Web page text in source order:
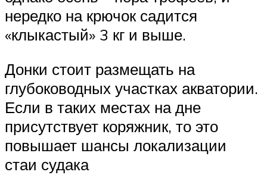
нередко на крючок садится
«клыкастый» 3 кг и выше.
Донки стоит размещать на
глубоководных участках акватории.
Если в таких местах на дне
присутствует коряжник, то это
повышает шансы локализации
стаи судака